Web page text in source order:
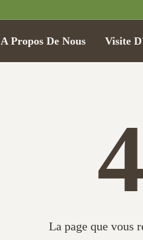
A Propos De Nous Visite
La page que vous